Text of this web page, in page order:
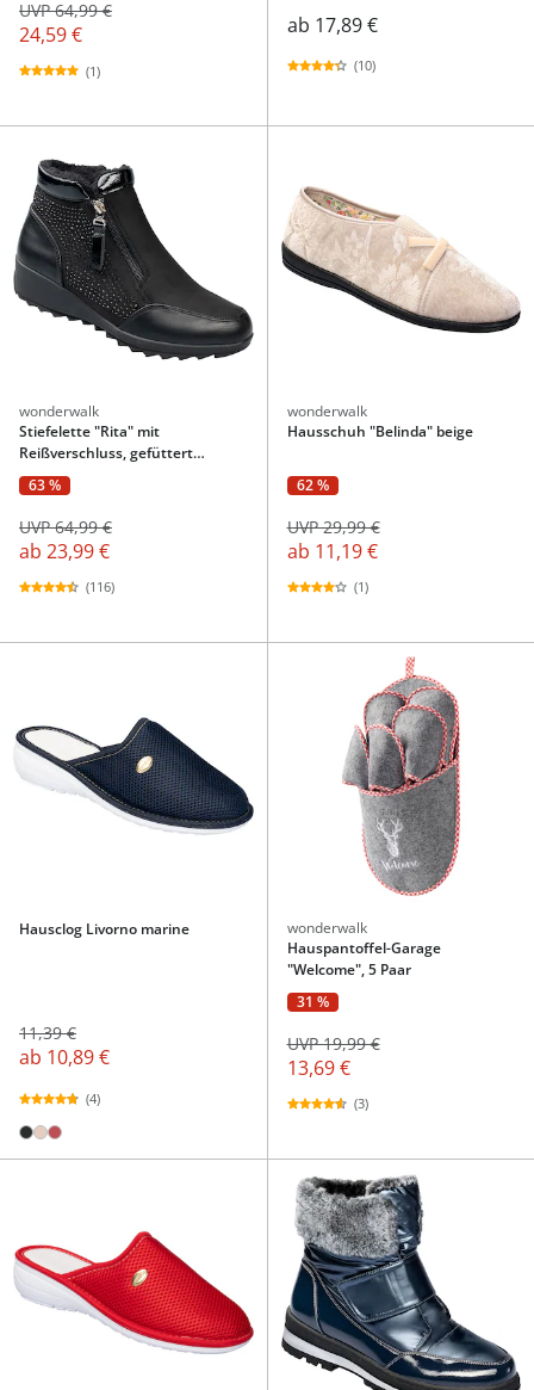
24,59 €
UVP 64,99 €
(1)
ab 17,89 €
(10)
wonderwalk
Stiefelette "Rita" mit
Reißverschluss, gefüttert
schwarz
63 %
ab 23,99 €
UVP 64,99 €
(116)
wonderwalk
Hausschuh "Belinda" beige
62 %
ab 11,19 €
UVP 29,99 €
(1)
Hausclog Livorno marine
11,39 €
ab 10,89 €
(4)
wonderwalk
Hauspantoffel-Garage
"Welcome", 5 Paar
31 %
13,69 €
UVP 19,99 €
(3)